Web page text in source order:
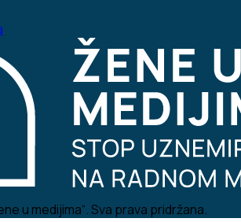
u medijima“. Sva prava pridržana.